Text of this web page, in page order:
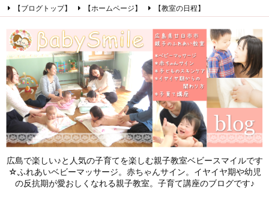
広島で楽しい♪と人気の子育てを楽しむ親子教室ベビースマイルです
☆ふれあいベビーマッサージ。赤ちゃんサイン。イヤイヤ期や幼児
の反抗期が愛おしくなれる親子教室。子育て講座のブログです♪
【ブログトップ】 【ホームページ】
【教室の日程】
【初めてこのブログを見る方へ】
Facebook Instagram
LINE
RSS
Feedly